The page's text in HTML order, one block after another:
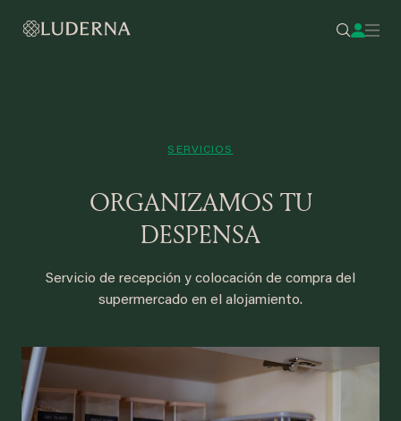
SERVICIOS
ORGANIZAMOS TU
DESPENSA
Servicio de recepción y colocación de compra del
supermercado en el alojamiento.